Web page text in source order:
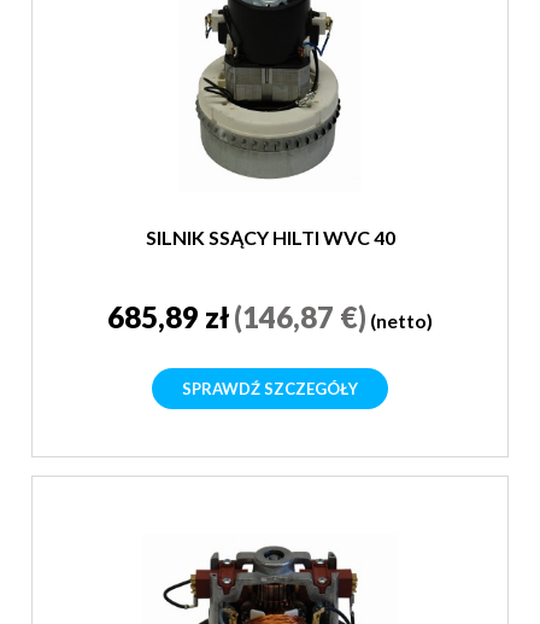
SILNIK SSĄCY HILTI WVC 40
685,89 zł(146,87 €) (netto)
SPRAWDŹ SZCZEGÓŁY